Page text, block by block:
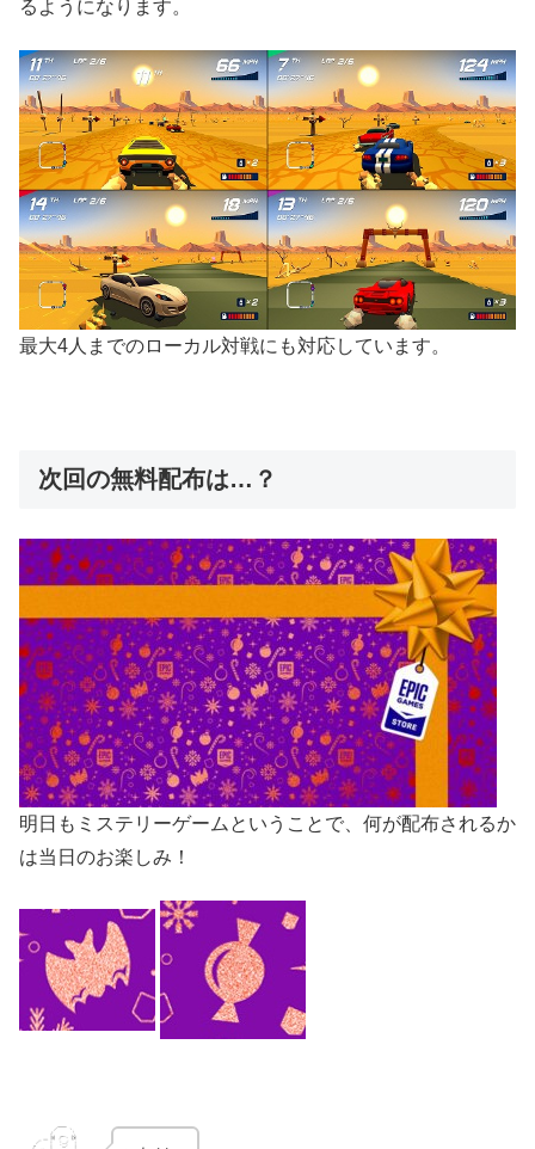
るようになります。
最大4人までのローカル対戦にも対応しています。
次回の無料配布は…？
明日もミステリーゲームということで、何が配布されるか
は当日のお楽しみ！